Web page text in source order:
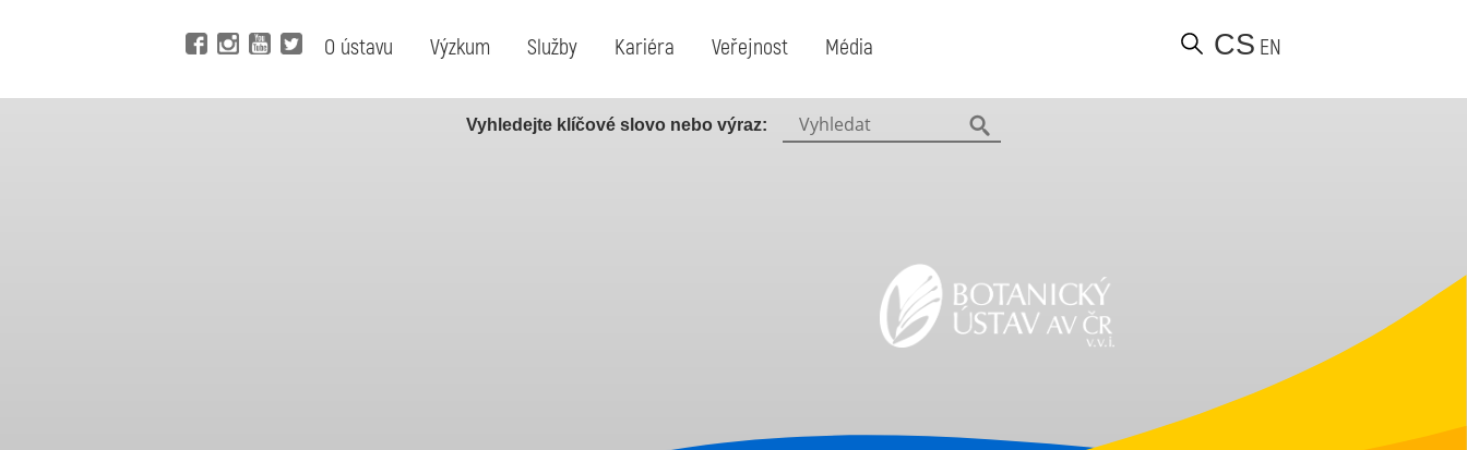
O ústavu Výzkum Služby Kariéra Veřejnost Média CS EN
Vyhledejte klíčové slovo nebo výraz: Vyhledat:
Hledat